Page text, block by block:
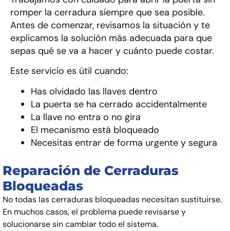
romper la cerradura siempre que sea posible.
Antes de comenzar, revisamos la situación y te
explicamos la solución más adecuada para que
sepas qué se va a hacer y cuánto puede costar.
Este servicio es útil cuando:
Has olvidado las llaves dentro
La puerta se ha cerrado accidentalmente
La llave no entra o no gira
El mecanismo está bloqueado
Necesitas entrar de forma urgente y segura
Reparación de Cerraduras
Bloqueadas
No todas las cerraduras bloqueadas necesitan sustituirse.
En muchos casos, el problema puede revisarse y
solucionarse sin cambiar todo el sistema.